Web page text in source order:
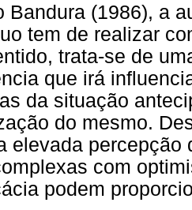
Bandura (1986), a
tem de realizar
trata-se de
que irá
da situação
do mesmo.
elevada percepção
com
podem